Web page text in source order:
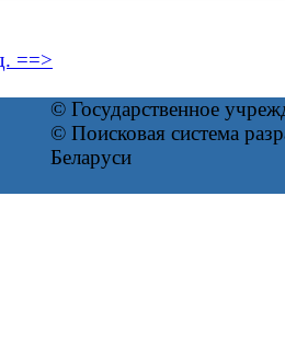
==>
© Государственное
© Поисковая система
Беларуси